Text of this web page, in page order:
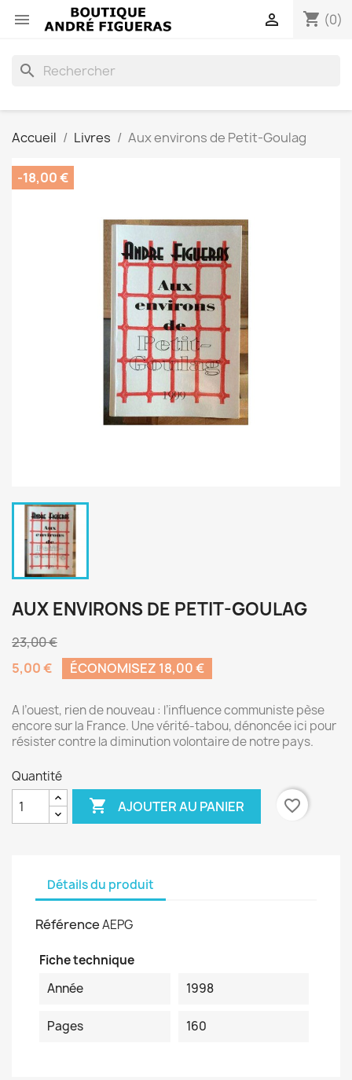
 shopping_cart (0)

search
Accueil Livres Aux environs de Petit-Goulag
-18,00 €
AUX ENVIRONS DE PETIT-GOULAG
23,00 €
5,00 €
ÉCONOMISEZ 18,00 €
A l’ouest, rien de nouveau : l’influence communiste pèse
encore sur la France. Une vérité-tabou, dénoncée ici pour
résister contre la diminution volontaire de notre pays.
Quantité
 AJOUTER AU PANIER favorite_border
Détails du produit
RéférenceAEPG
Fiche technique
Année
1998
Pages 160